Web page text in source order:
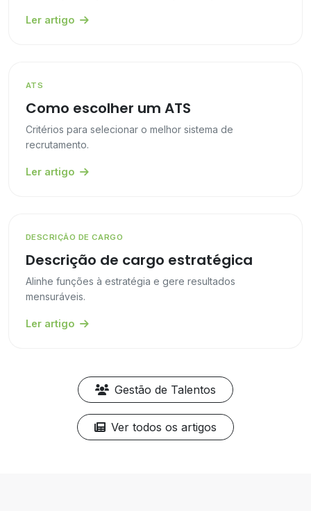
Ler artigo
ATS
Como escolher um ATS
Critérios para selecionar o melhor sistema de
recrutamento.
Ler artigo
DESCRIÇÃO DE CARGO
Descrição de cargo estratégica
Alinhe funções à estratégia e gere resultados
mensuráveis.
Ler artigo
Gestão de Talentos
Ver todos os artigos